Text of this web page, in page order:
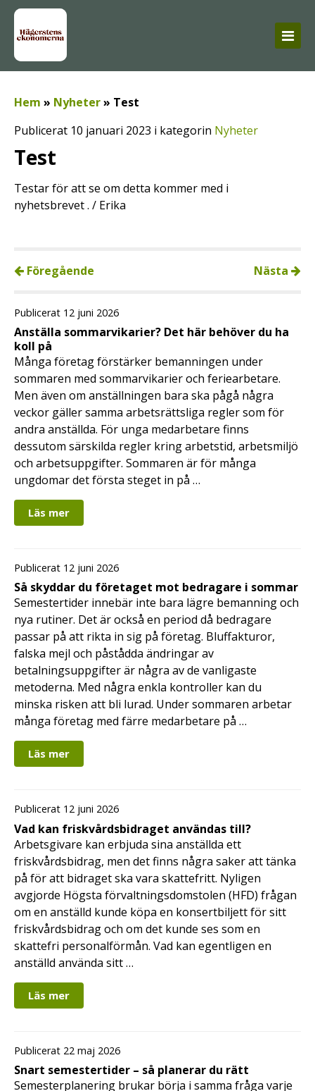
Hem » Nyheter» Test
Publicerat 10 januari 2023 i kategorin Nyheter
Test
Testar för att se om detta kommer med i
nyhetsbrevet . / Erika
Föregående Nästa
Publicerat 12 juni 2026
Anställa sommarvikarier? Det här behöver du ha
koll på
Många företag förstärker bemanningen under
sommaren med sommarvikarier och feriearbetare.
Men även om anställningen bara ska pågå några
veckor gäller samma arbetsrättsliga regler som för
andra anställda. För unga medarbetare finns
dessutom särskilda regler kring arbetstid, arbetsmiljö
och arbetsuppgifter. Sommaren är för många
ungdomar det första steget in på …
Läs mer
Publicerat 12 juni 2026
Så skyddar du företaget mot bedragare i sommar
Semestertider innebär inte bara lägre bemanning och
nya rutiner. Det är också en period då bedragare
passar på att rikta in sig på företag. Bluffakturor,
falska mejl och påstådda ändringar av
betalningsuppgifter är några av de vanligaste
metoderna. Med några enkla kontroller kan du
minska risken att bli lurad. Under sommaren arbetar
många företag med färre medarbetare på …
Läs mer
Publicerat 12 juni 2026
Vad kan friskvårdsbidraget användas till?
Arbetsgivare kan erbjuda sina anställda ett
friskvårdsbidrag, men det finns några saker att tänka
på för att bidraget ska vara skattefritt. Nyligen
avgjorde Högsta förvaltningsdomstolen (HFD) frågan
om en anställd kunde köpa en konsertbiljett för sitt
friskvårdsbidrag och om det kunde ses som en
skattefri personalförmån. Vad kan egentligen en
anställd använda sitt …
Läs mer
Publicerat 22 maj 2026
Snart semestertider – så planerar du rätt
Semesterplanering brukar börja i samma fråga varje